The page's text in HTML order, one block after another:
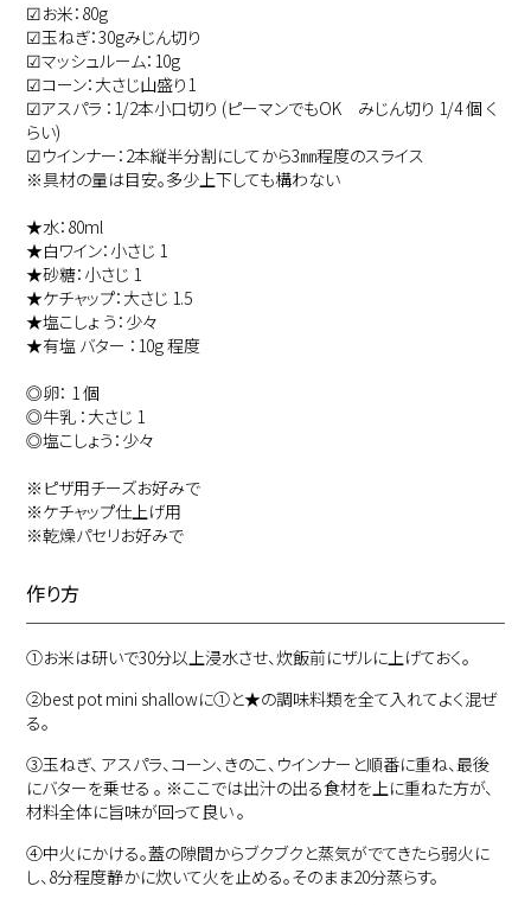
☑︎お米：80g
☑︎玉ねぎ：30gみじん切り
☑︎マッシュルーム：10g
☑︎コーン：大さじ山盛り1
☑︎アスパラ ：1/2本小口切り (ピーマンでもOK みじん切り 1/4 個 く
らい)
☑︎ウインナー：2本縦半分割にしてから3㎜程度のスライス
※具材の量は目安。多少上下しても構わない
★水：80ml
★白ワイン：小さじ 1
★砂糖：小さじ 1
★ケチャップ：大さじ 1.5
★塩こしょ う：少々
★有塩 バター ：10g 程度
◎卵： 1 個
◎牛乳 ：大さじ 1
◎塩こしょう：少々
※ピザ用チーズお好みで
※ケチャップ仕上げ用
※乾燥パセリお好みで
作り方
①お米は研いで30分以上浸水させ、炊飯前にザルに上げておく。
②best pot mini shallowに①と★の調味料類を全て入れてよく混ぜ
る。
③玉ねぎ、 アスパラ、コーン、きのこ、ウインナーと順番に重ね、最後
にバターを乗せる 。 ※ここでは出汁の出る食材を上に重ねた方が、
材料全体に旨味が回って良い 。
④中火にかける。蓋の隙間からブクブクと蒸気がでてきたら弱火に
し、8分程度静かに炊いて火を止める。そのまま20分蒸らす。